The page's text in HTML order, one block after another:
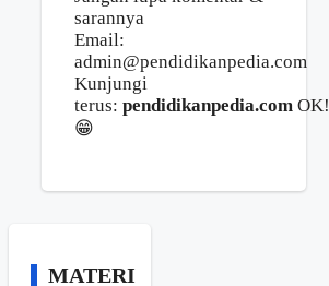
sarannya
Email:
admin@pendidikanpedia.com
Kunjungi
terus: pendidikanpedia.com OK!
😁
MATERI